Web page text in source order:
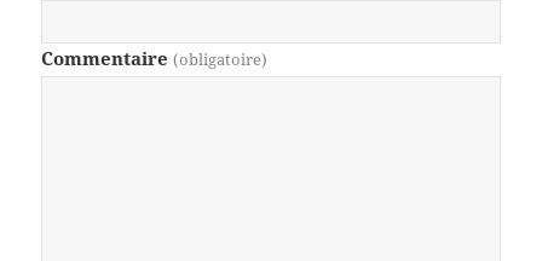
Commentaire (obligatoire)